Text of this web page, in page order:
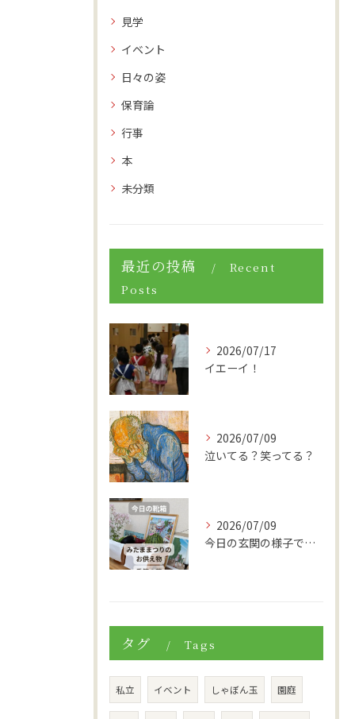
見学
イベント
日々の姿
保育論
行事
本
未分類
最近の投稿
Recent
Posts
2026/07/17
イエーイ！
2026/07/09
泣いてる？笑ってる？
2026/07/09
今日の玄関の様子です。
タグ Tags
私立 イベント しゃぼん玉 園庭